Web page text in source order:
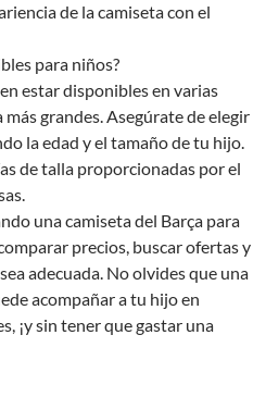
de la camiseta con el
para niños?
estar disponibles en varias
grandes. Asegúrate de elegir
la edad y el tamaño de tu hijo.
de talla proporcionadas por el
una camiseta del Barça para
precios, buscar ofertas y
adecuada. No olvides que una
acompañar a tu hijo en
¡y sin tener que gastar una